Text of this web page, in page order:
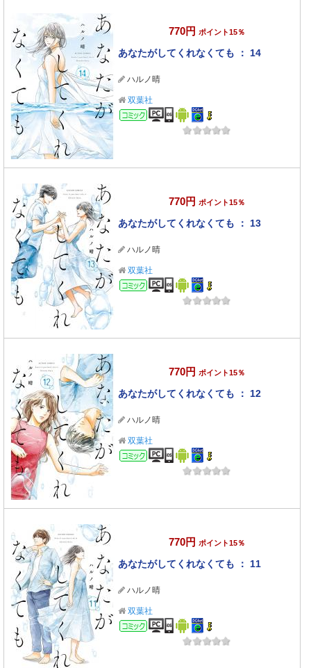
770円 ポイント15％
あなたがしてくれなくても ： 14
ハルノ晴
双葉社
コミック
770円 ポイント15％
あなたがしてくれなくても ： 13
ハルノ晴
双葉社
コミック
770円 ポイント15％
あなたがしてくれなくても ： 12
ハルノ晴
双葉社
コミック
770円 ポイント15％
あなたがしてくれなくても ： 11
ハルノ晴
双葉社
コミック